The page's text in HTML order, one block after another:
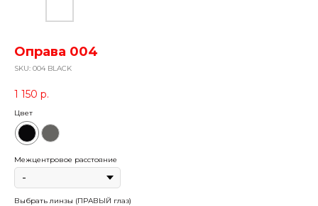
Оправа 004
SKU: 004 BLACK
1 150 р.
Цвет
Межцентровое расстояние
Выбрать линзы (ПРАВЫЙ глаз)